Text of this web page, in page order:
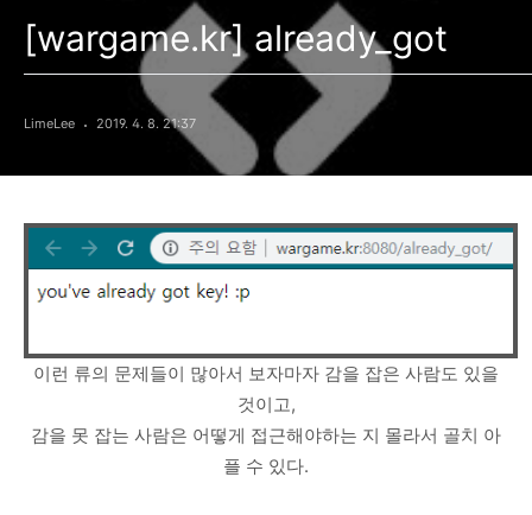
[wargame.kr] already_got
LimeLee 2019. 4. 8. 21:37
이런 류의 문제들이 많아서 보자마자 감을 잡은 사람도 있을
것이고,
감을 못 잡는 사람은 어떻게 접근해야하는 지 몰라서 골치 아
플 수 있다.